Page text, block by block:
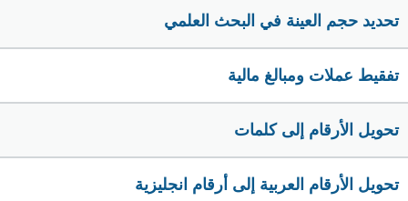
تحديد حجم العينة في البحث العلمي
تفقيط عملات ومبالغ مالية
تحويل الأرقام إلى كلمات
تحويل الأرقام العربية إلى أرقام انجليزية